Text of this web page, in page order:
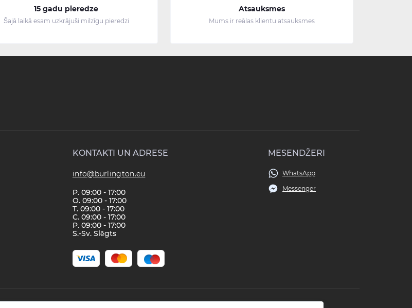
15 gadu pieredze
Šajā laikā esam uzkrājuši milzīgu pieredzi
Atsauksmes
Mums ir reālas klientu atsauksmes
KONTAKTI UN ADRESE
info@burlington.eu
P. 09:00 - 17:00
O. 09:00 - 17:00
T. 09:00 - 17:00
C. 09:00 - 17:00
P. 09:00 - 17:00
S.-Sv. Slēgts
MESENDŽERI
WhatsApp
Messenger